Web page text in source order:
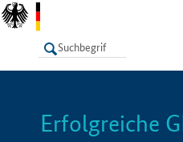
LISTE
Erfolgreiche